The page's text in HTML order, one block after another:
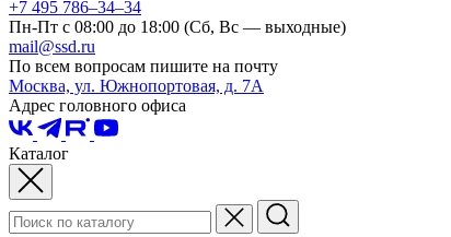
+7 495 786–34–34
Пн-Пт с 08:00 до 18:00 (Сб, Вс — выходные)
mail@ssd.ru
По всем вопросам пишите на почту
Москва, ул. Южнопортовая, д. 7А
Адрес головного офиса
Каталог